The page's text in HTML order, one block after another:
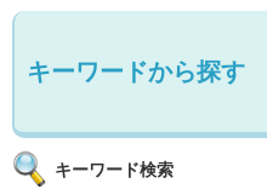
キーワードから探す
キーワード検索